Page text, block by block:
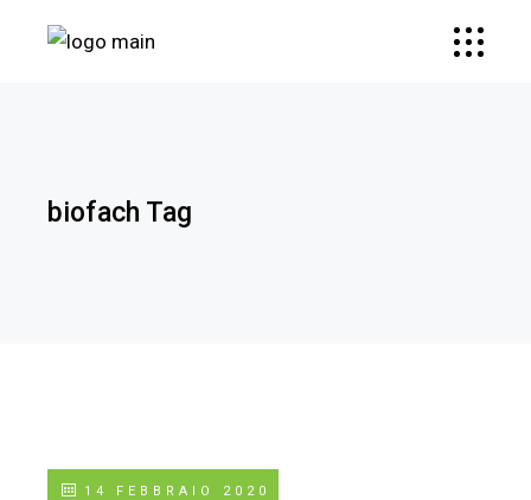
biofach Tag
14 FEBBRAIO 2020